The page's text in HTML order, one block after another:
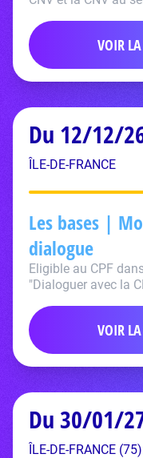
VOIR
Du 12/12/
ÎLE-DE-FRANCE
Les bases |
dialogue
Eligible au CPF
"Dialoguer avec la
VOIR
Du 30/01/
ÎLE-DE-FRANCE (75)